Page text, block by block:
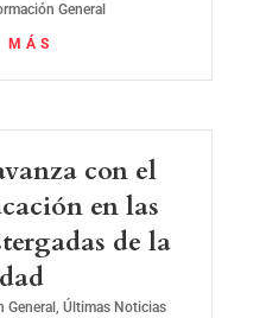
General
MÁS
con el
en las
de la
General,Últimas Noticias